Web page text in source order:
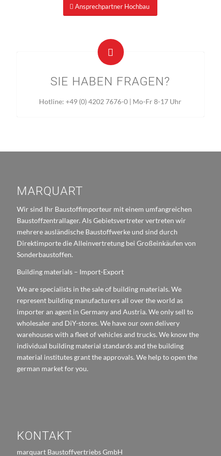
Ansprechpartner Hochbau
SIE HABEN FRAGEN?
Hotline: +49 (0) 4202 7676-0 | Mo-Fr 8-17 Uhr
MARQUART
Wir sind Ihr Baustoffimporteur mit einem umfangreichen
Baustoffzentrallager. Als Gebietsvertreter vertreten wir
mehrere ausländische Baustoffwerke und sind durch
Direktimporte die Alleinvertretung bei Großeinkäufen von
Sonderbaustoffen.
Building materials – Import-Export
We are specialists in the sale of building materials. We
represent building manufacturers all over the world as
importer an agent in Germany and Austria. We only sell to
wholesaler and DiY-stores. We have our own delivery
warehouses with a fleet of vehicles and trucks. We know the
individual building material standards and the building
material institutes grant the approvals. We help to open the
german market for you.
KONTAKT
marquart Baustoffvertriebs GmbH